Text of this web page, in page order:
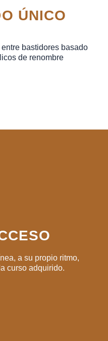
ÚNICO
bastidores basado
de renombre
a su propio ritmo,
curso adquirido.